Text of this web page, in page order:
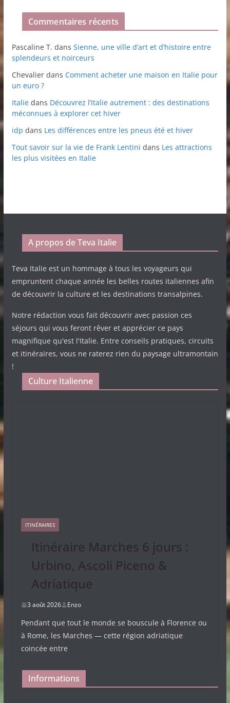
Commentaires récents
Pascaline T. dans Sienne, une ville d’art et d’histoire entre
splendeurs et noirceurs
Chevalierdans Comment acheter une maison en Italie pour
un euro ?
Italiedans Découvrez l’Italie autrement : des destinations
méconnues à explorer cet hiver
idp dans Les différences entre les pneus été et hiver
Tout savoir sur la vie de Frank Lentini dans Les attractions
les plus visitées en Italie
A propos de Teva Italie
Teva Italie est un hommage à tous les voyageurs qui
empruntent chaque année les belles routes italiennes afin
de découvrir la culture et les destinations transalpines.
Notre rédaction vous fait découvrir avec passion ces
séjours qui vous feront rêver et apprécier ce pays
magnifique qu'est l'Italie. Entre conseils pratiques, circuits
et itinéraires, vous ne raterez rien du paysage ultramontain
!
Culture Italienne
ITINÉRAIRES
Itinéraire Marches 6 jours :
Urbino, Ascoli Piceno &
Adriatique
3 août 2026 Enzo
Pendant que tout le monde se bouscule à Florence ou
à Rome, les Marches — cette région adriatique
coincée entre
Informations